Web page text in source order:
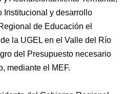
Institucional y desarrollo
de Educación el
la UGEL en el Valle del Río
del Presupuesto necesario
mediante el MEF.